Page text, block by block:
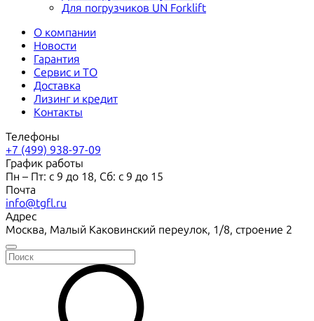
Для погрузчиков UN Forklift
О компании
Новости
Гарантия
Сервис и ТО
Доставка
Лизинг и кредит
Контакты
Телефоны
+7 (499) 938-97-09
График работы
Пн – Пт: с 9 до 18, Сб: с 9 до 15
Почта
info@tgfl.ru
Адрес
Москва, Малый Каковинский переулок, 1/8, строение 2